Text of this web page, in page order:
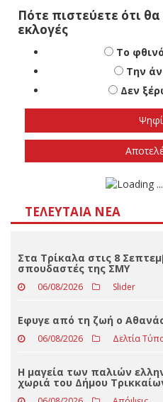
Πότε πιστεύετε ότι θα
εκλογές
Το
Την
Δεν
ΤΕΛΕΥΤΑΊΑ ΝΈΑ
Στα Τρίκαλα στις 8
σπουδαστές της ΣΜΥ
Εφυγε από τη ζωή ο